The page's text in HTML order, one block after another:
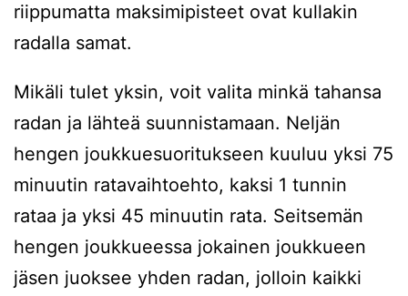
riippumatta maksimipisteet ovat kullakin
radalla samat.
Mikäli tulet yksin, voit valita minkä tahansa
radan ja lähteä suunnistamaan. Neljän
hengen joukkuesuoritukseen kuuluu yksi 75
minuutin ratavaihtoehto, kaksi 1 tunnin
rataa ja yksi 45 minuutin rata. Seitsemän
hengen joukkueessa jokainen joukkueen
jäsen juoksee yhden radan, jolloin kaikki